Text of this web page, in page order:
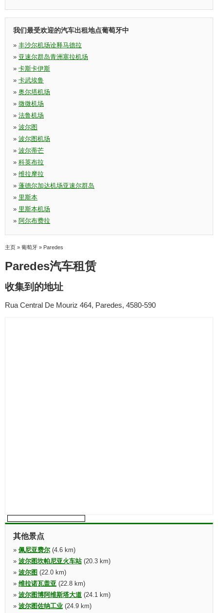
我们最受欢迎的汽车出租地点葡萄牙中
» 丰沙尔机场诠释马德拉
» 亚速尔群岛青洲塞拉机场
» 卡斯卡伊斯
» 卡武埃鲁
» 奥尔塔机场
» 微微机场
» 法鲁机场
» 波尔图
» 波尔图机场
» 波尔蒂芒
» 科英布拉
» 维拉摩拉
» 蓬德尔加达机场亚速尔群岛
» 里斯本
» 里斯本机场
» 阿尔布费拉
主页 » 葡萄牙 » Paredes
Paredes汽车租赁
收集到的地址
Rua Central De Mouriz 464, Paredes, 4580-590
其他景点
» 佩尼亚费尔(4.6 km)
» 波尔图坎帕尼亚火车站(20.3 km)
» 波尔图 (22.0 km)
» 维拉诺瓦盖亚 (22.8 km)
» 波尔图博阿维斯塔大道 (24.1 km)
» 波尔图佐纳工业 (24.9 km)